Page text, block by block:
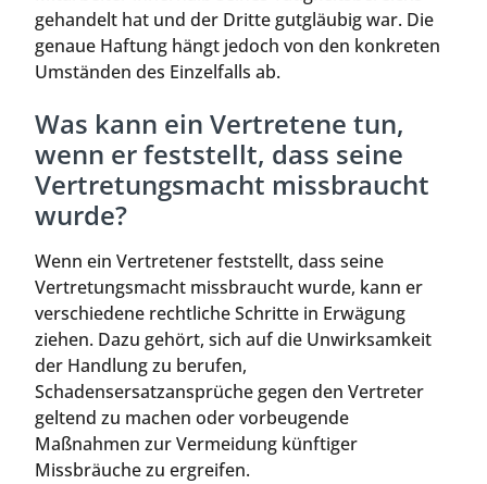
gehandelt hat und der Dritte gutgläubig war. Die
genaue Haftung hängt jedoch von den konkreten
Umständen des Einzelfalls ab.
Was kann ein Vertretene tun,
wenn er feststellt, dass seine
Vertretungsmacht missbraucht
wurde?
Wenn ein Vertretener feststellt, dass seine
Vertretungsmacht missbraucht wurde, kann er
verschiedene rechtliche Schritte in Erwägung
ziehen. Dazu gehört, sich auf die Unwirksamkeit
der Handlung zu berufen,
Schadensersatzansprüche gegen den Vertreter
geltend zu machen oder vorbeugende
Maßnahmen zur Vermeidung künftiger
Missbräuche zu ergreifen.